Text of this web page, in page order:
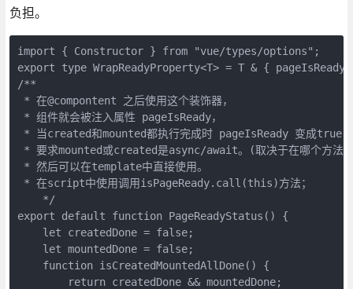
负担。
import { Constructor } from "vue/types/options";
export type WrapReadyProperty<T> = T & {
/**
* 在@compontent 之后使用这个装饰器，
* 组件就会被注入属性 pageIsReady，
* 当created和mounted都执行完成时 pageIsReady 变成true，
* 要求mounted或created是async/await。(取决于在哪个方法
* 然后可以在template中直接使用。
* 在script中使用调用isPageReady.call(this)方法；
    */
export default function PageReadyStatus() {
    let createdDone = false;
    let mountedDone = false;
    function isCreatedMountedAllDone() {
        return createdDone && mountedDone;